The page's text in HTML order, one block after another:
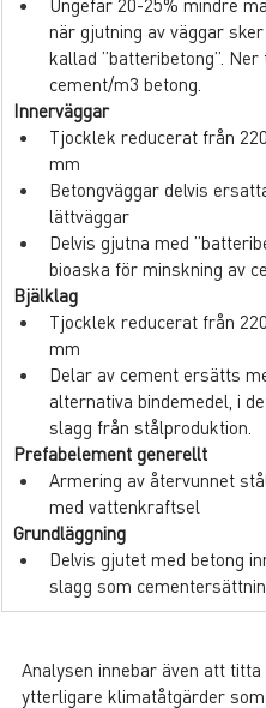
Ungefär 20-25% mindre
när gjutning av väggar
kallad ”batteribetong”. Ner
cement/m3 betong.
Innerväggar
Tjocklek reducerat från
mm
Betongväggar delvis
lättväggar
Delvis gjutna med
bioaska för minskning av
Bjälklag
Tjocklek reducerat från
mm
Delar av cement ersätts
alternativa bindemedel, i
slagg från stålproduktion.
Prefabelement generellt
Armering av återvunnet
med vattenkraftsel
Grundläggning
Delvis gjutet med betong
slagg som
Analysen innebar även att titta
ytterligare klimatåtgärder som